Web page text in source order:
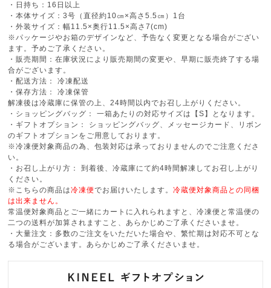
・日持ち：16日以上
・本体サイズ：3号（直径約10㎝×高さ5.5㎝）1台
・外装サイズ：幅11.5×奥行11.5×高さ7(cm)
※パッケージやお箱のデザインなど、予告なく変更となる場合がござい
ます。予めご了承ください。
・販売期間：在庫状況により販売期間の変更や、早期に販売終了する場
合がございます。
・配送方法： 冷凍配送
・保存方法： 冷凍保管
解凍後は冷蔵庫に保管の上、24時間以内でお召し上がりください。
・ショッピングバッグ： 一箱あたりの対応サイズは【S】となります。
・ギフトオプション： ショッピングバッグ、メッセージカード、リボン
のギフトオプションをご用意しております。
※冷凍便対象商品の為、包装対応は承っておりませんのでご注意くださ
い。
・お召し上がり方： 到着後、冷蔵庫にて約4時間解凍してお召し上がり
ください。
※こちらの商品は冷凍便でお届けいたします。冷蔵便対象商品との同梱
は出来ません。
常温便対象商品とご一緒にカートに入れられますと、冷凍便と常温便の
二つの送料が加算されますこと、あらかじめご了承くださいませ。
・大量注文：多数のご注文をいただいた場合や、繁忙期は対応不可とな
る場合がございます。あらかじめご了承くださいませ。